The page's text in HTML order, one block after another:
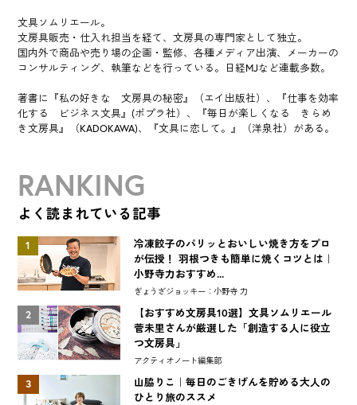
文具ソムリエール。
文房具販売・仕入れ担当を経て、文房具の専門家として独立。
国内外で商品や売り場の企画・監修、各種メディア出演、メーカーの
コンサルティング、執筆などを行っている。日経MJなど連載多数。
著書に『私の好きな 文房具の秘密』（エイ出版社）、『仕事を効率
化する ビジネス文具』(ポプラ社）、『毎日が楽しくなる きらめ
き文房具』（KADOKAWA)、『文具に恋して。』（洋泉社）がある。
RANKING
よく読まれている記事
1
冷凍餃子のパリッとおいしい焼き方をプロ
が伝授！ 羽根つきも簡単に焼くコツとは｜
小野寺力おすすめ...
ぎょうざジョッキー：小野寺 力
2
【おすすめ文房具10選】文具ソムリエール
菅未里さんが厳選した「創造する人に役立
つ文房具」
アクティオノート編集部
3
山脇りこ｜毎日のごきげんを貯める大人の
ひとり旅のススメ